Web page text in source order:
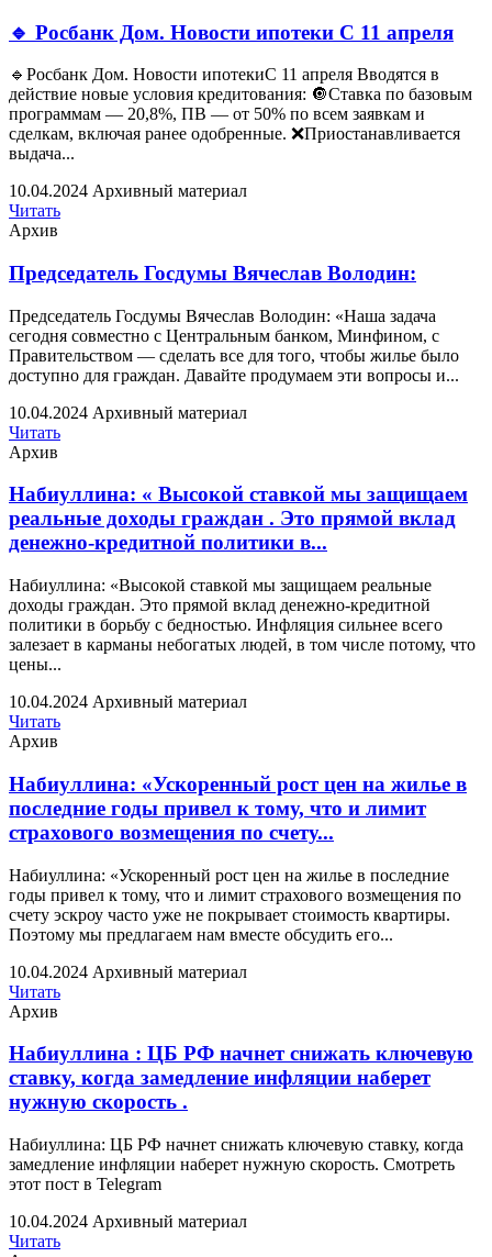
🔹 Росбанк Дом. Новости ипотеки С 11 апреля
🔹Росбанк Дом. Новости ипотекиС 11 апреля Вводятся в
действие новые условия кредитования: 🔘Ставка по базовым
программам — 20,8%, ПВ — от 50% по всем заявкам и
сделкам, включая ранее одобренные. ❌Приостанавливается
выдача...
10.04.2024 Архивный материал
Читать
Архив
Председатель Госдумы Вячеслав Володин:
Председатель Госдумы Вячеслав Володин: «Наша задача
сегодня совместно с Центральным банком, Минфином, с
Правительством — сделать все для того, чтобы жилье было
доступно для граждан. Давайте продумаем эти вопросы и...
10.04.2024 Архивный материал
Читать
Архив
Набиуллина: « Высокой ставкой мы защищаем
реальные доходы граждан . Это прямой вклад
денежно-кредитной политики в...
Набиуллина: «Высокой ставкой мы защищаем реальные
доходы граждан. Это прямой вклад денежно-кредитной
политики в борьбу с бедностью. Инфляция сильнее всего
залезает в карманы небогатых людей, в том числе потому, что
цены...
10.04.2024 Архивный материал
Читать
Архив
Набиуллина: «Ускоренный рост цен на жилье в
последние годы привел к тому, что и лимит
страхового возмещения по счету...
Набиуллина: «Ускоренный рост цен на жилье в последние
годы привел к тому, что и лимит страхового возмещения по
счету эскроу часто уже не покрывает стоимость квартиры.
Поэтому мы предлагаем нам вместе обсудить его...
10.04.2024 Архивный материал
Читать
Архив
Набиуллина : ЦБ РФ начнет снижать ключевую
ставку, когда замедление инфляции наберет
нужную скорость .
Набиуллина: ЦБ РФ начнет снижать ключевую ставку, когда
замедление инфляции наберет нужную скорость. Смотреть
этот пост в Telegram
10.04.2024 Архивный материал
Читать